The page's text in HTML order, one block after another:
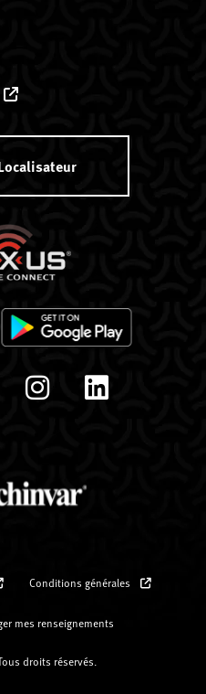
Conditions générales
mes renseignements
droits réservés.